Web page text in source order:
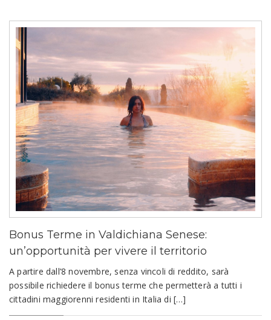
Bonus Terme in Valdichiana Senese:
un’opportunità per vivere il territorio
A partire dall’8 novembre, senza vincoli di reddito, sarà
possibile richiedere il bonus terme che permetterà a tutti i
cittadini maggiorenni residenti in Italia di […]